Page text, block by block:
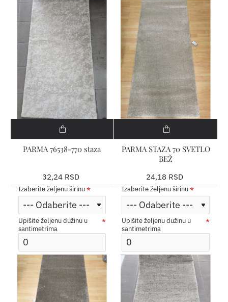
PARMA 76538-770 staza
32,24 RSD
Izaberite željenu širinu
Upišite željenu dužinu u
santimetrima
PARMA STAZA 70 SVETLO
BEŽ
24,18 RSD
Izaberite željenu širinu
Upišite željenu dužinu u
santimetrima